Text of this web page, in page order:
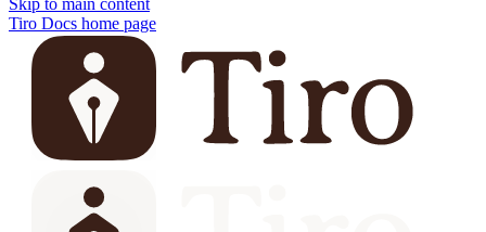
Tiro Docs home page